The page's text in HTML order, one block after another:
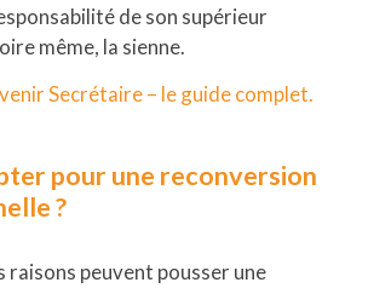
de son supérieur
même, la sienne.
Secrétaire – le guide complet.
pour une reconversion
?
raisons peuvent pousser une